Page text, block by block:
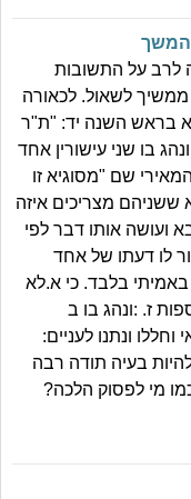
המשך
לרב על התשובות
ממשיך לשאול. לכאורה
בראש השנה יד: "ת"ר
בו שני עישורין אחד
שם "מסוגיא זו
מצריכים איזה
ועושה אותו דבר לפי
לו דעתו של אחד
באמיתי בלבד. כי א.לא
ז. :ונהג בו ב
ונתנו לעניים:
בעיה תודה רבה
מי לפסוק הלכה?